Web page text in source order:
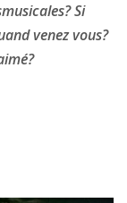
Si
venez vous?